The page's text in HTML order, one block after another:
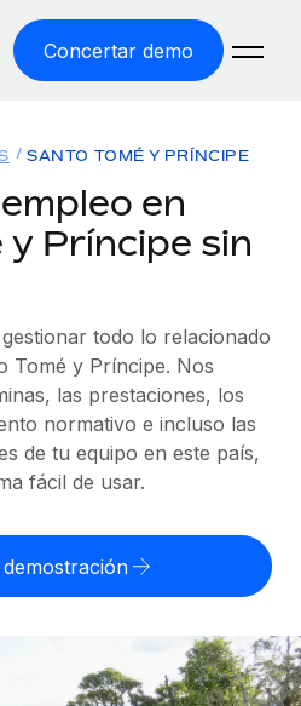
Concertar demo
sin gastar en entidades.
complejas.
empleo global según el país.
EE. UU.
en todos los estados de EE.
empresas.
de clasificación errónea
errónea por país.
por empleado
sesión
SANTO TOMÉ Y PRÍNCIPE
en
y Príncipe sin
todo lo relacionado
Tomé y Príncipe. Nos
las prestaciones, los
normativo e incluso las
de tu equipo en este país,
fácil de usar.